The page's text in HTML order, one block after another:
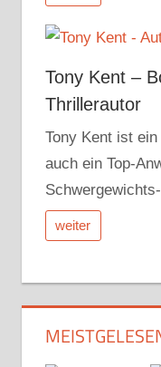
Tony Kent –
Thrillerautor
Tony Kent ist
auch ein Top-
weiter